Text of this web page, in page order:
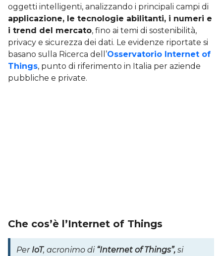
oggetti intelligenti, analizzando i principali campi di
applicazione, le tecnologie abilitanti, i numeri e
i trend del mercato, fino ai temi di sostenibilità,
privacy e sicurezza dei dati. Le evidenze riportate si
basano sulla Ricerca dell’Osservatorio Internet of
Things, punto di riferimento in Italia per aziende
pubbliche e private.
Che cos’è l’Internet of Things
Per IoT, acronimo di “Internet of Things”, si